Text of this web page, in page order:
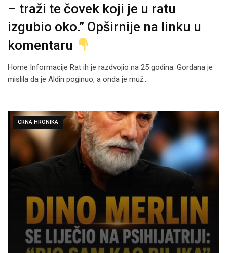
– traži te čovek koji je u ratu
izgubio oko.” Opširnije na linku u
komentaru
Home Informacije Rat ih je razdvojio na 25 godina: Gordana je
mislila da je Aldin poginuo, a onda je muž…
CRNA HRONIKA